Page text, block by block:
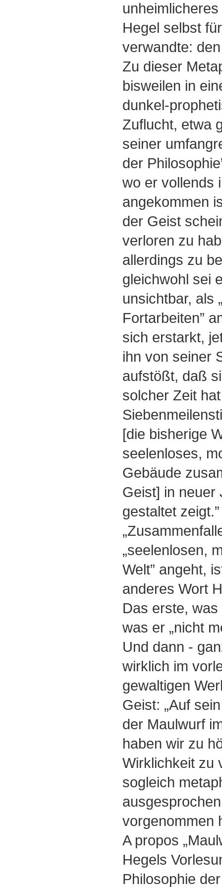
Hegel selbst
verwandte:
Zu dieser
bisweilen in
dunkel-
Zuflucht, etwa
seiner
der
wo er vollends
angekommen
der Geist
verloren zu
allerdings zu
gleichwohl sei
unsichtbar, als
Fortarbeiten”
sich erstarkt,
ihn von seiner
aufstößt, daß
solcher Zeit
[die bisherige
seelenloses,
Gebäude
Geist] in neuer
gestaltet
„seelenlosen,
Welt” angeht,
anderes Wort
Das erste,
was er „nicht
Und dann -
wirklich im
gewaltigen
Geist: „Auf
der Maulwurf
haben wir zu
Wirklichkeit zu
sogleich
vorgenommen
A propos
Hegels
Philosophie